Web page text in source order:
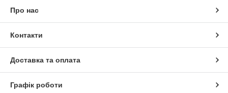
Про нас
Контакти
Доставка та оплата
Графік роботи